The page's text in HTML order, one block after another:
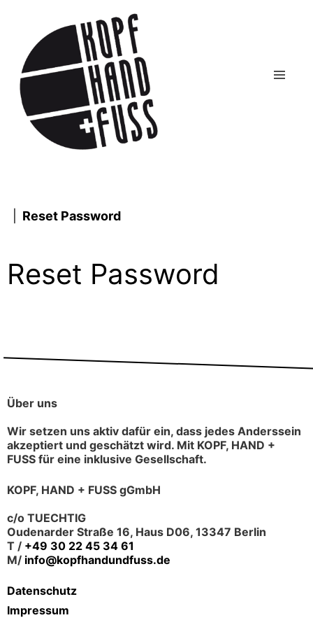
Reset Password
Reset Password
Über uns
Wir setzen uns aktiv dafür ein, dass jedes Anderssein
akzeptiert und geschätzt wird. Mit KOPF, HAND +
FUSS für eine inklusive Gesellschaft.
KOPF, HAND + FUSS gGmbH
c/o TUECHTIG
Oudenarder Straße 16, Haus D06, 13347 Berlin
T / +49 30 22 45 34 61
M/ info@kopfhandundfuss.de
Datenschutz
Impressum